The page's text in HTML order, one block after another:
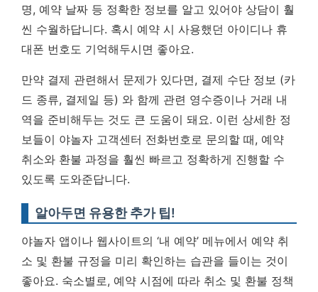
명, 예약 날짜 등 정확한 정보를 알고 있어야 상담이 훨
씬 수월하답니다. 혹시 예약 시 사용했던 아이디나 휴
대폰 번호도 기억해두시면 좋아요.
만약 결제 관련해서 문제가 있다면, 결제 수단 정보 (카
드 종류, 결제일 등) 와 함께 관련 영수증이나 거래 내
역을 준비해두는 것도 큰 도움이 돼요. 이런 상세한 정
보들이 야놀자 고객센터 전화번호로 문의할 때, 예약
취소와 환불 과정을 훨씬 빠르고 정확하게 진행할 수
있도록 도와준답니다.
알아두면 유용한 추가 팁!
야놀자 앱이나 웹사이트의 ‘내 예약’ 메뉴에서 예약 취
소 및 환불 규정을 미리 확인하는 습관을 들이는 것이
좋아요. 숙소별로, 예약 시점에 따라 취소 및 환불 정책